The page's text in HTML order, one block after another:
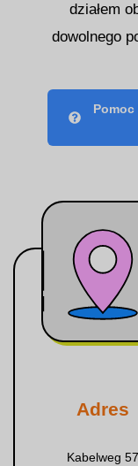
działem
dowolnego
Adres
Kabelweg 57